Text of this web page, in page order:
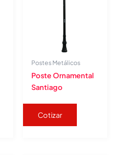
Postes Metálicos
Poste Ornamental
Santiago
Cotizar